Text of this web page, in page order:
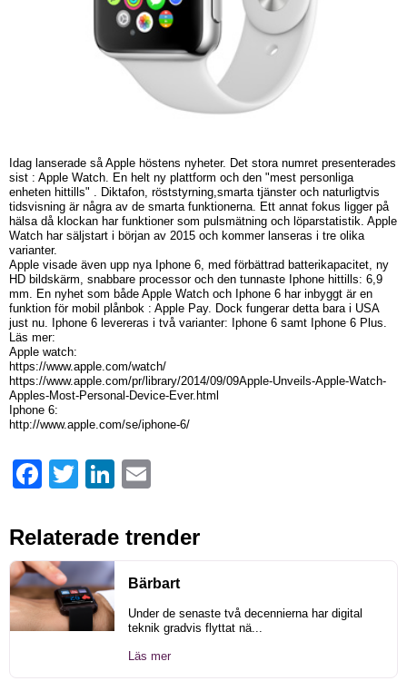
Idag lanserade så Apple höstens nyheter. Det stora numret presenterades
sist : Apple Watch. En helt ny plattform och den "mest personliga
enheten hittills" . Diktafon, röststyrning,smarta tjänster och naturligtvis
tidsvisning är några av de smarta funktionerna. Ett annat fokus ligger på
hälsa då klockan har funktioner som pulsmätning och löparstatistik. Apple
Watch har säljstart i början av 2015 och kommer lanseras i tre olika
varianter.
Apple visade även upp nya Iphone 6, med förbättrad batterikapacitet, ny
HD bildskärm, snabbare processor och den tunnaste Iphone hittills: 6,9
mm. En nyhet som både Apple Watch och Iphone 6 har inbyggt är en
funktion för mobil plånbok : Apple Pay. Dock fungerar detta bara i USA
just nu. Iphone 6 levereras i två varianter: Iphone 6 samt Iphone 6 Plus.
Läs mer:
Apple watch:
https://www.apple.com/watch/
https://www.apple.com/pr/library/2014/09/09Apple-Unveils-Apple-Watch-
Apples-Most-Personal-Device-Ever.html
Iphone 6:
http://www.apple.com/se/iphone-6/
FacebookTwitter LinkedIn
Relaterade trender
Bärbart
Under de senaste två decennierna har digital
teknik gradvis flyttat nä...
Läs mer